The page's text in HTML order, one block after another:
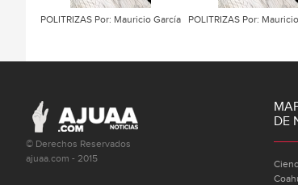
POLITRIZAS Por: Mauricio García POLITRIZAS Por:
© Derechos Reservados
ajuaa.com - 2015
DE